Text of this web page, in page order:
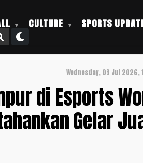
CULTURE SPORTS
Wednesday, 08 Jul 2026,
di Esports
Gelar